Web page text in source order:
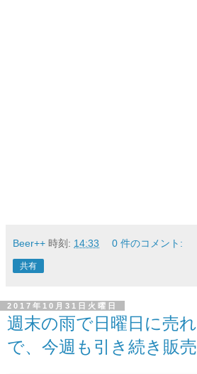
Beer++ 時刻: 14:33 0 件のコメント:
共有
2017年10月31日火曜日
週末の雨で日曜日に売
で、今週も引き続き販